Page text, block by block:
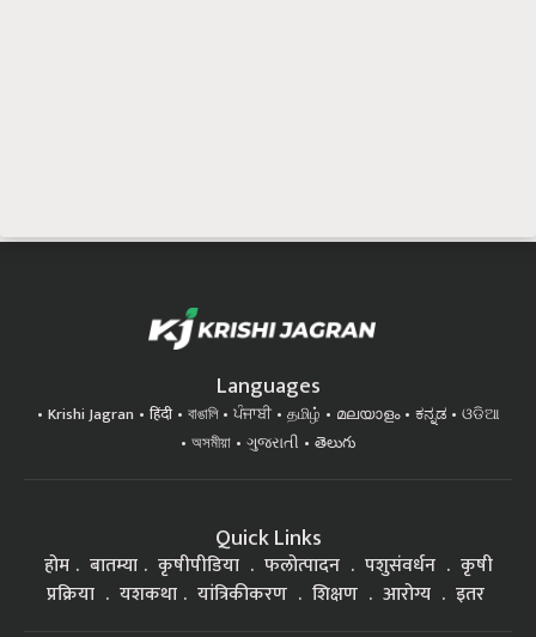
Languages
Krishi Jagran हिंदी বাঙালি ਪੰਜਾਬੀ தமிழ் മലയാളം ಕನ್ನಡ
ଓଡିଆ
অসমীয়া
ગુજરાતી తెలుగు
Quick Links
होम बातम्या कृषीपीडिया फलोत्पादन पशुसंवर्धन
कृषी
प्रक्रिया
यशकथा यांत्रिकीकरण शिक्षण आरोग्य इतर